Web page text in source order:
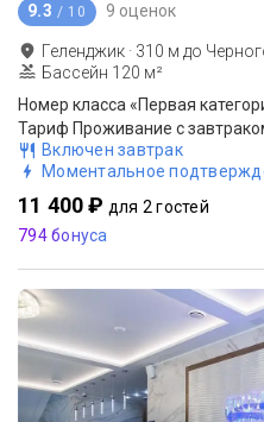
9.3 / 10 9 оценок
Геленджик · 310 м до
Бассейн 120 м²
Номер класса «Первая
Тариф Проживание с
Включен завтрак
Моментальное
11 400 ₽ для 2 гостей
794 бонуса